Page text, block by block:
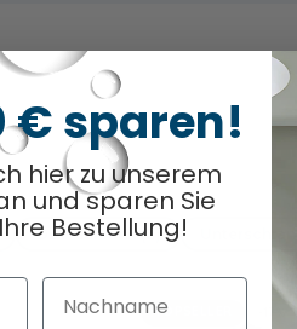
Oberschrank (2)
TOPSELLER
€ sparen!
hier zu unserem
und sparen Sie
Bestellung!
Nachname